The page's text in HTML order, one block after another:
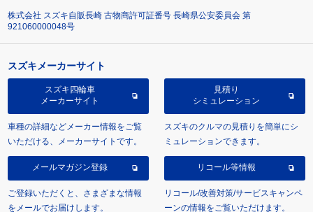
株式会社 スズキ自販長崎 古物商許可証番号 長崎県公安委員会 第
921060000048号
スズキメーカーサイト
スズキ四輪車
メーカーサイト
車種の詳細などメーカー情報をご覧
いただける、メーカーサイトです。
見積り
シミュレーション
スズキのクルマの見積りを簡単にシ
ミュレーションできます。
メールマガジン登録
ご登録いただくと、さまざまな情報
をメールでお届けします。
リコール等情報
リコール/改善対策/サービスキャンペ
ーンの情報をご覧いただけます。